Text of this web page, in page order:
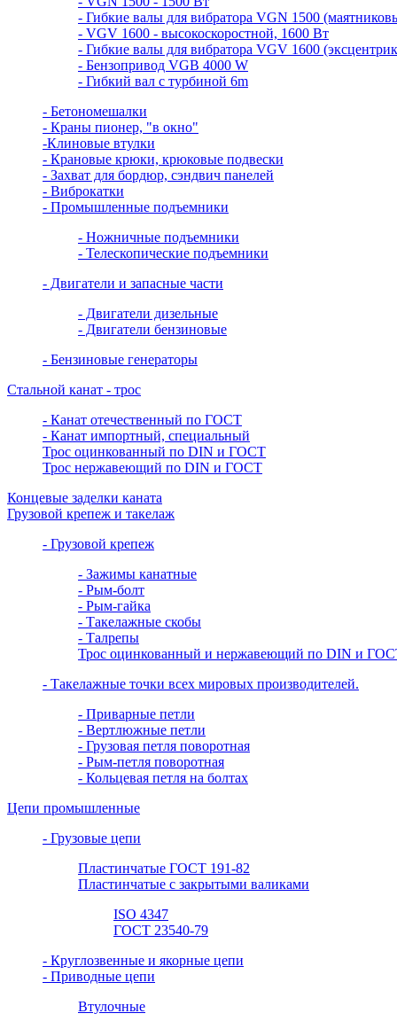
- Гибкие валы для вибратора VGN 1500
- VGV 1600 - высокоскоростной, 1600 Вт
- Гибкие валы для вибратора VGV 1600
- Бензопривод VGB 4000 W
- Гибкий вал с турбиной 6m
- Бетономешалки
- Краны пионер, "в окно"
-Клиновые втулки
- Крановые крюки, крюковые подвески
- Захват для бордюр, сэндвич панелей
- Виброкатки
- Промышленные подъемники
- Ножничные подъемники
- Телескопические подъемники
- Двигатели и запасные части
- Двигатели дизельные
- Двигатели бензиновые
- Бензиновые генераторы
Стальной канат - трос
- Канат отечественный по ГОСТ
- Канат импортный, специальный
Трос оцинкованный по DIN и ГОСТ
Трос нержавеющий по DIN и ГОСТ
Концевые заделки каната
Грузовой крепеж и такелаж
- Грузовой крепеж
- Зажимы канатные
- Рым-болт
- Рым-гайка
- Такелажные скобы
- Талрепы
Трос оцинкованный и нержавеющий по DIN и
- Такелажные точки всех мировых производителей.
- Приварные петли
- Вертлюжные петли
- Грузовая петля поворотная
- Рым-петля поворотная
- Кольцевая петля на болтах
Цепи промышленные
- Грузовые цепи
Пластинчатые ГОСТ 191-82
Пластинчатые с закрытыми валиками
ISO 4347
ГОСТ 23540-79
- Круглозвенные и якорные цепи
- Приводные цепи
Втулочные